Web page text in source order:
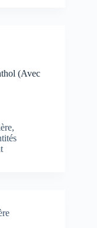
(Avec
,